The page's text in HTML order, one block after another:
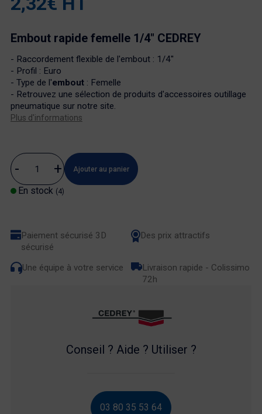
Embout rapide femelle 1/4" CEDREY
- Raccordement flexible de l'embout: 1/4''
- Profil : Euro
- Type de l'embout: Femelle
- Retrouvez une sélection de produits d'accessoires outillage
pneumatique sur notre site.
Plus d'informations
Ajouter au panier
En stock (4)
Paiement sécurisé 3D
sécurisé
Des prix attractifs
Une équipe à votre service
Livraison rapide - Colissimo
72h
Conseil ? Aide ? Utiliser ?
03 80 35 53 64